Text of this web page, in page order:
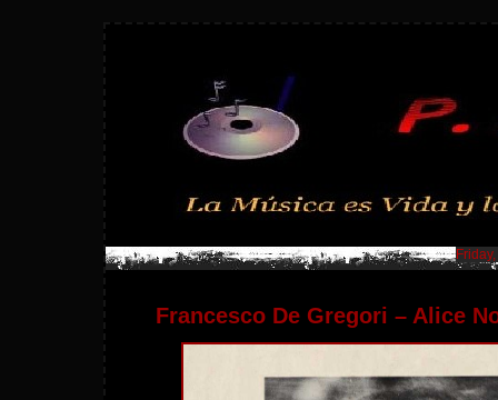
Francesco De Gregori – Alice